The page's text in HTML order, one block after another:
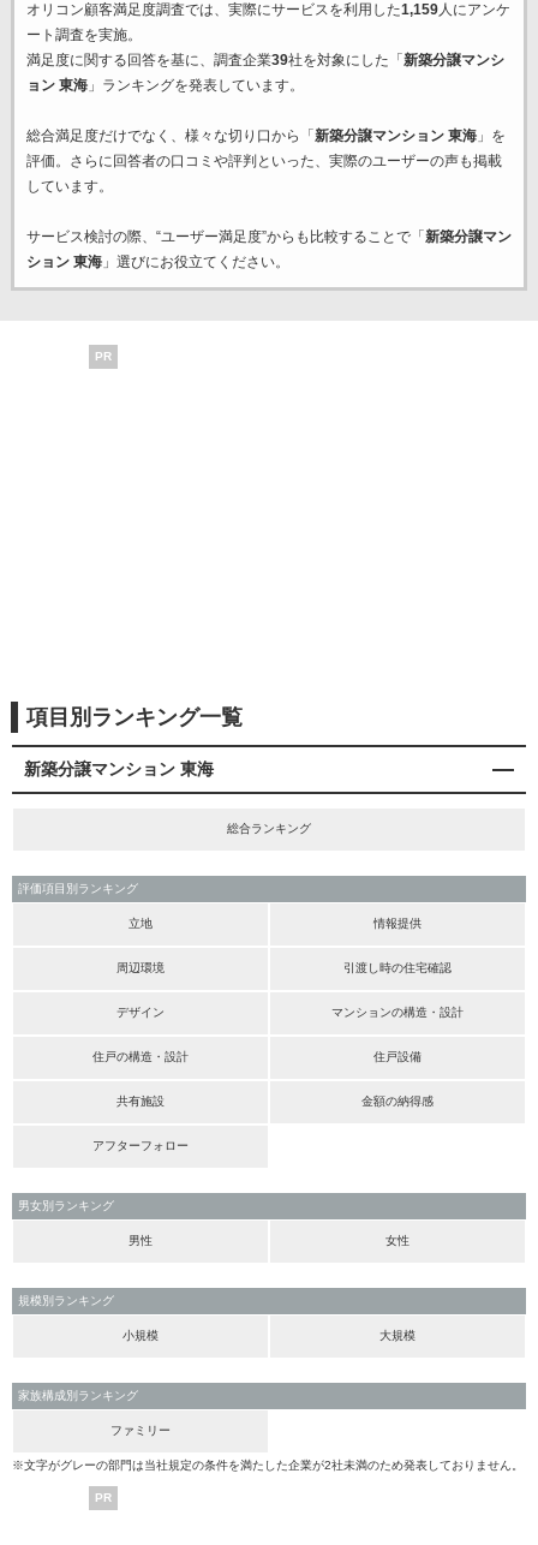
オリコン顧客満足度調査では、実際にサービスを利用した1,159人にアンケ
ート調査を実施。
満足度に関する回答を基に、調査企業39社を対象にした「 新築分譲マンシ
ョン 東海」ランキングを発表しています。
総合満足度だけでなく、様々な切り口から「 新築分譲マンション 東海」を
評価。さらに回答者の口コミや評判といった、実際のユーザーの声も掲載
しています。
サービス検討の際、“ユーザー満足度”からも比較することで「 新築分譲マン
ション 東海」選びにお役立てください。
PR
項目別ランキング一覧
新築分譲マンション 東海
総合ランキング
評価項目別ランキング
立地 情報提供
周辺環境 引渡し時の住宅確認
デザイン マンションの構造・設計
住戸の構造・設計 住戸設備
共有施設 金額の納得感
アフターフォロー
男女別ランキング
男性 女性
規模別ランキング
小規模 大規模
家族構成別ランキング
ファミリー
※文字がグレーの部門は当社規定の条件を満たした企業が2社未満のため発表しておりません。
PR